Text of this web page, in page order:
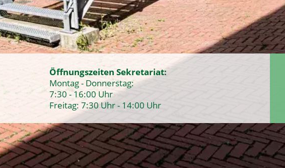
Öffnungszeiten Sekretariat:
Montag - Donnerstag:
7:30 - 16:00 Uhr
Freitag: 7:30 Uhr - 14:00 Uhr